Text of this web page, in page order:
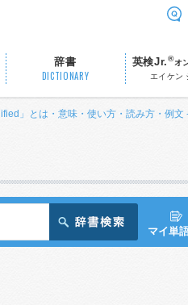
辞書
DICTIONARY
英検Jr.®オ
エイケン
」とは・意味・使い方・読み方・例
マイ単